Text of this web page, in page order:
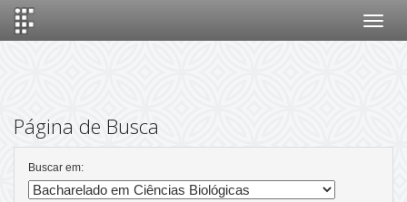
Página de Busca
Buscar em: